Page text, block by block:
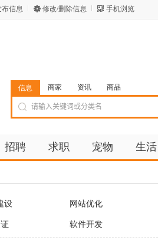
信息 修改/删除信息 手机浏览
信息 商家 资讯 商品
招聘 求职 宠物 生活
设 网站优化
软件开发